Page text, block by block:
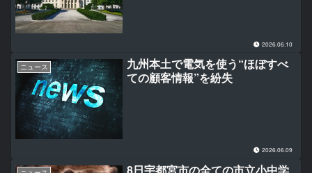
2026.06.10
ニュース
九州本土で電気を使う“ほぼすべ
ての顧客情報”を紛失
2026.06.09
8日宇都宮市の全ての市立小中学